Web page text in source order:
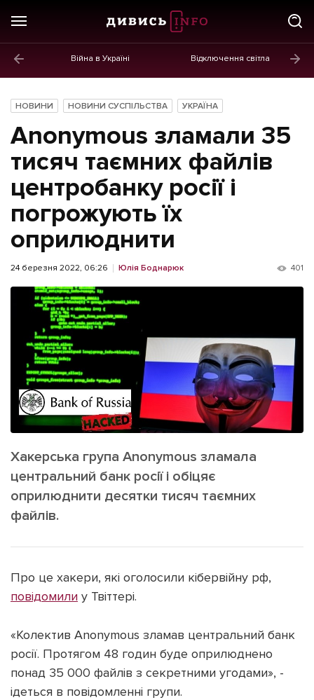
Війна в Україні Відключення світла
Новини
Політика
Економіка
Бізнес
Життя
Культура
Афіша
Інтерв'ю
Картки
Репортаж
Розслідування
Погляди
Ініціативи
Лонгріди
Прес-релізи
Фото/Відео
Made in Lviv
Політика конфіденційності
НОВИНИ НОВИНИ СУСПІЛЬСТВА УКРАЇНА
Anonymous зламали 35
тисяч таємних файлів
центробанку росії і
погрожують їх
оприлюднити
24 березня 2022, 06:26 Юлія Боднарюк 401
Хакерська група Anonymous зламала
центральний банк росії і обіцяє
оприлюднити десятки тисяч таємних
файлів.
Про це хакери, які оголосили кібервійну рф,
повідомили у Твіттері.
«Колектив Anonymous зламав центральний банк
росії. Протягом 48 годин буде оприлюднено
понад 35 000 файлів з секретними угодами», -
ідеться в повідомленні групи.